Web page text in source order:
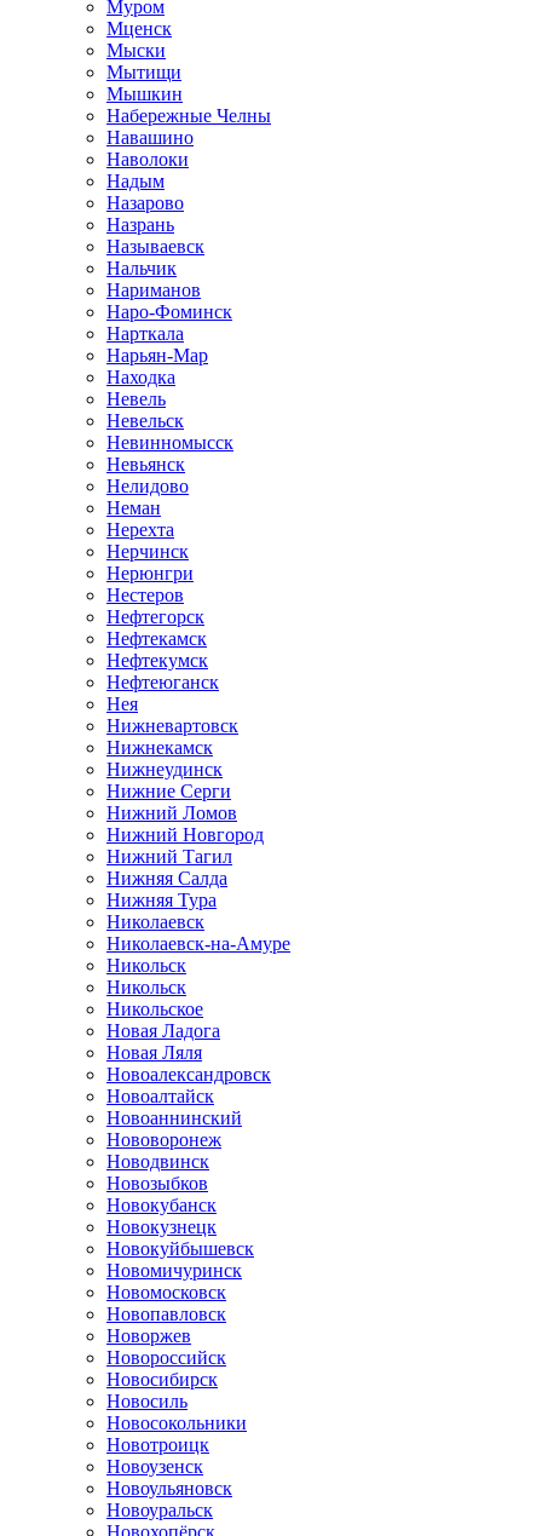
Муром
Мценск
Мыски
Мытищи
Мышкин
Набережные Челны
Навашино
Наволоки
Надым
Назарово
Назрань
Называевск
Нальчик
Нариманов
Наро-Фоминск
Нарткала
Нарьян-Мар
Находка
Невель
Невельск
Невинномысск
Невьянск
Нелидово
Неман
Нерехта
Нерчинск
Нерюнгри
Нестеров
Нефтегорск
Нефтекамск
Нефтекумск
Нефтеюганск
Нея
Нижневартовск
Нижнекамск
Нижнеудинск
Нижние Серги
Нижний Ломов
Нижний Новгород
Нижний Тагил
Нижняя Салда
Нижняя Тура
Николаевск
Николаевск-на-Амуре
Никольск
Никольск
Никольское
Новая Ладога
Новая Ляля
Новоалександровск
Новоалтайск
Новоаннинский
Нововоронеж
Новодвинск
Новозыбков
Новокубанск
Новокузнецк
Новокуйбышевск
Новомичуринск
Новомосковск
Новопавловск
Новоржев
Новороссийск
Новосибирск
Новосиль
Новосокольники
Новотроицк
Новоузенск
Новоульяновск
Новоуральск
Новохопёрск